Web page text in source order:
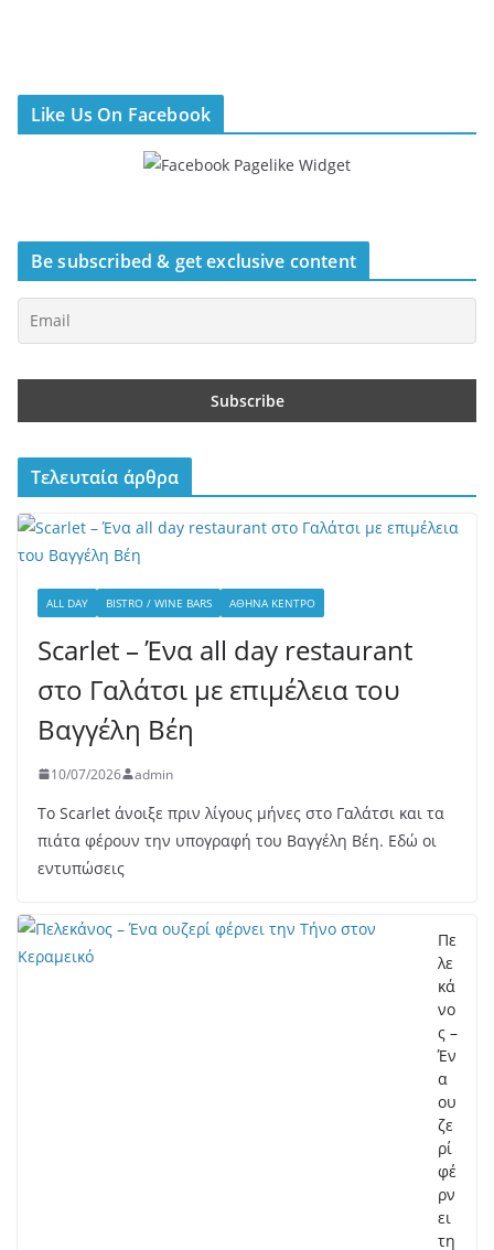
Like Us On Facebook
Be subscribed & get exclusive content
Τελευταία άρθρα
ALL DAY BISTRO / WINE BARS ΑΘΉΝΑ ΚΈΝΤΡΟ
Scarlet – Ένα all day restaurant
στο Γαλάτσι με επιμέλεια του
Βαγγέλη Βέη
10/07/2026 admin
Το Scarlet άνοιξε πριν λίγους μήνες στο Γαλάτσι και τα
πιάτα φέρουν την υπογραφή του Βαγγέλη Βέη. Εδώ οι
εντυπώσεις
Πε
λε
κά
νο
ς –
Έν
α
ου
ζε
ρί
φέ
ρν
ει
τη